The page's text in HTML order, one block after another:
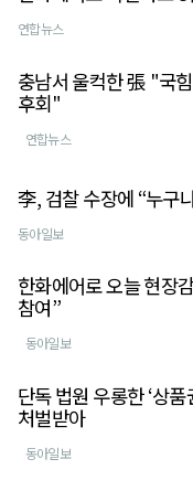
연합뉴스
충남서 울컥한 張 "국
후회"
연합뉴스
李, 검찰 수장에 “누구
동아일보
한화에어로 오늘 현장
참여”
동아일보
단독 법원 우롱한 ‘상
처벌받아
동아일보